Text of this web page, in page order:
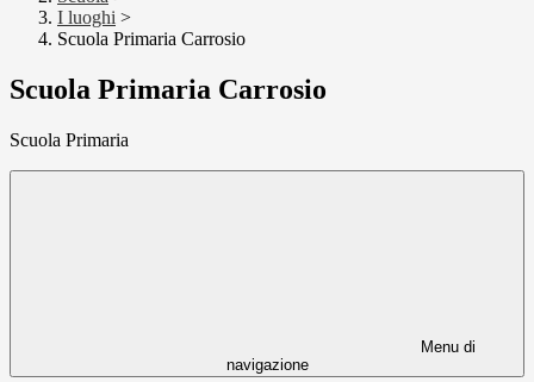
I luoghi >
Scuola Primaria Carrosio
Scuola Primaria Carrosio
Scuola Primaria
Menu di
navigazione